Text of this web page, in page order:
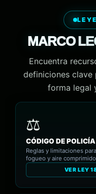
MARCO
Encuentra
definiciones
forma legal
CÓDIGO DE
Reglas y limitaciones
fogueo y aire
VER LEY